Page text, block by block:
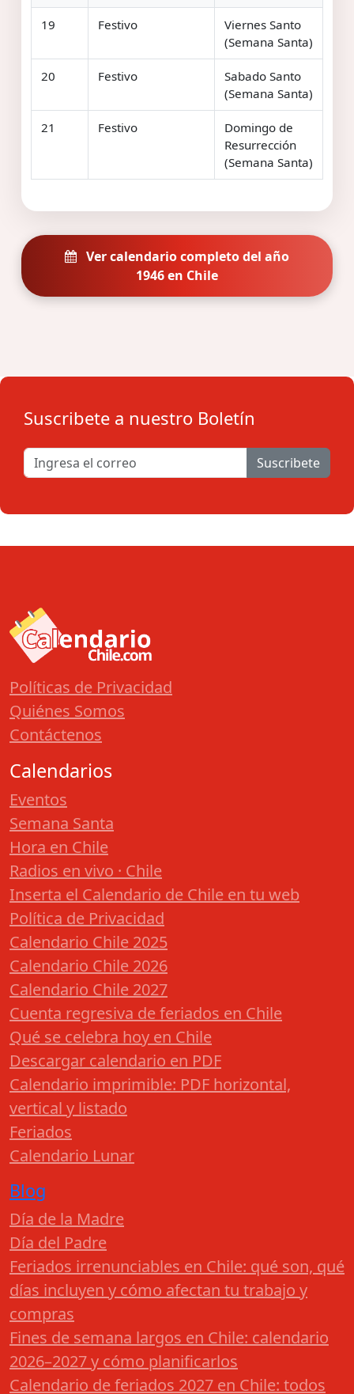
19 Festivo
Viernes Santo
(Semana Santa)
20 Festivo
Sabado Santo
(Semana Santa)
21 Festivo
Domingo de
Resurrección
(Semana Santa)
Ver calendario completo del año
1946 en Chile
Suscribete a nuestro Boletín
Suscribete
Políticas de Privacidad
Quiénes Somos
Contáctenos
Calendarios
Eventos
Semana Santa
Hora en Chile
Radios en vivo · Chile
Inserta el Calendario de Chile en tu web
Política de Privacidad
Calendario Chile 2025
Calendario Chile 2026
Calendario Chile 2027
Cuenta regresiva de feriados en Chile
Qué se celebra hoy en Chile
Descargar calendario en PDF
Calendario imprimible: PDF horizontal,
vertical y listado
Feriados
Calendario Lunar
Blog
Día de la Madre
Día del Padre
Feriados irrenunciables en Chile: qué son, qué
días incluyen y cómo afectan tu trabajo y
compras
Fines de semana largos en Chile: calendario
2026–2027 y cómo planificarlos
Calendario de feriados 2027 en Chile: todos